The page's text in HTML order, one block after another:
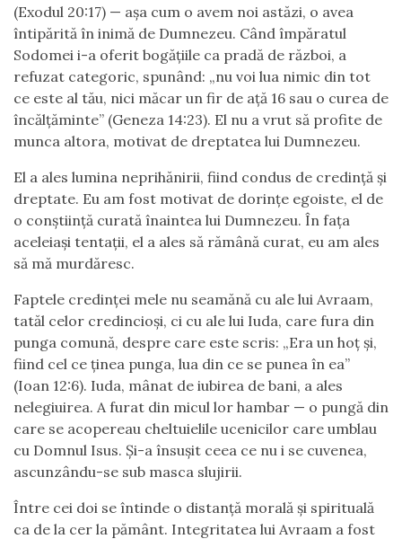
(Exodul 20:17) — așa cum o avem noi astăzi, o avea
întipărită în inimă de Dumnezeu. Când împăratul
Sodomei i-a oferit bogățiile ca pradă de război, a
refuzat categoric, spunând: „nu voi lua nimic din tot
ce este al tău, nici măcar un fir de ață 16 sau o curea de
încălțăminte” (Geneza 14:23). El nu a vrut să profite de
munca altora, motivat de dreptatea lui Dumnezeu.
El a ales lumina neprihănirii, fiind condus de credință și
dreptate. Eu am fost motivat de dorințe egoiste, el de
o conștiință curată înaintea lui Dumnezeu. În fața
aceleiași tentații, el a ales să rămână curat, eu am ales
să mă murdăresc.
Faptele credinței mele nu seamănă cu ale lui Avraam,
tatăl celor credincioși, ci cu ale lui Iuda, care fura din
punga comună, despre care este scris: „Era un hoț și,
fiind cel ce ținea punga, lua din ce se punea în ea”
(Ioan 12:6). Iuda, mânat de iubirea de bani, a ales
nelegiuirea. A furat din micul lor hambar — o pungă din
care se acopereau cheltuielile ucenicilor care umblau
cu Domnul Isus. Și-a însușit ceea ce nu i se cuvenea,
ascunzându-se sub masca slujirii.
Între cei doi se întinde o distanță morală și spirituală
ca de la cer la pământ. Integritatea lui Avraam a fost